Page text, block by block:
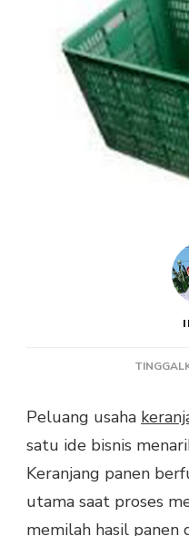
Peluang usaha
satu ide bisnis
Keranjang panen
utama saat proses
memilah hasil panen